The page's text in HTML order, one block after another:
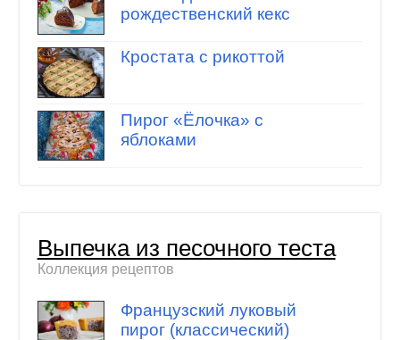
рождественский кекс
Кростата с рикоттой
Пирог «Ёлочка» с
яблоками
Выпечка из песочного теста
Коллекция рецептов
Французский луковый
пирог (классический)